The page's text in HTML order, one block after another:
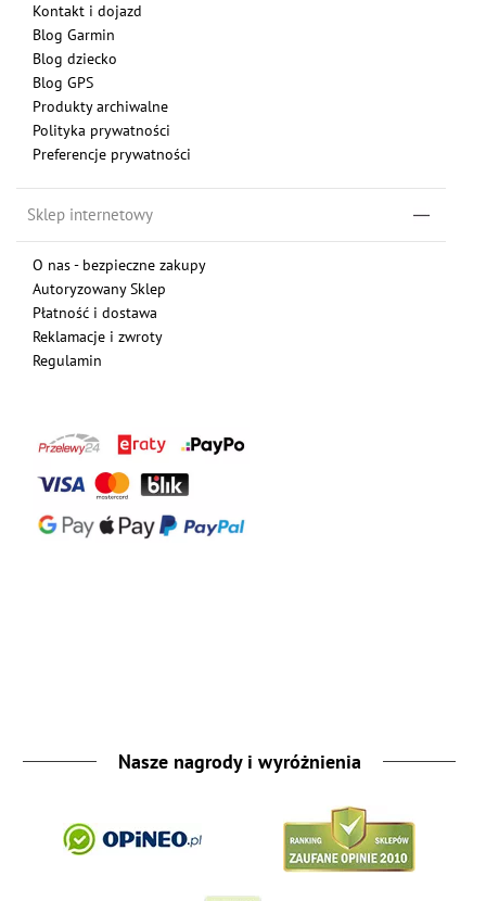
Kontakt i dojazd
Blog Garmin
Blog dziecko
Blog GPS
Produkty archiwalne
Polityka prywatności
Preferencje prywatności
Sklep internetowy
O nas - bezpieczne zakupy
Autoryzowany Sklep
Płatność i dostawa
Reklamacje i zwroty
Regulamin
Nasze nagrody i wyróżnienia